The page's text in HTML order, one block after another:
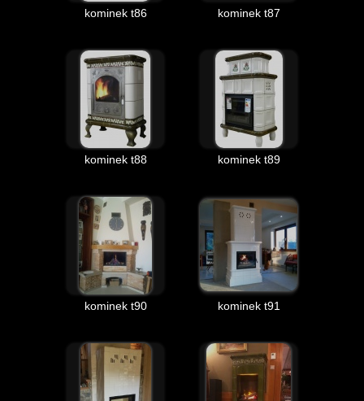
kominek t86 kominek t87
kominek t88 kominek t89
kominek t90 kominek t91